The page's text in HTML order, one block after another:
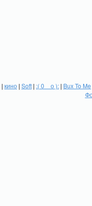
| кино | Soft | :( 0 _ о ): | Bux To Me